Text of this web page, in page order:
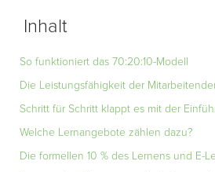
Inhalt
So funktioniert das 70:20:10-Modell
Die Leistungsfähigkeit der
Schritt für Schritt klappt es mit der
Welche Lernangebote zählen dazu?
Die formellen 10 % des Lernens und E-